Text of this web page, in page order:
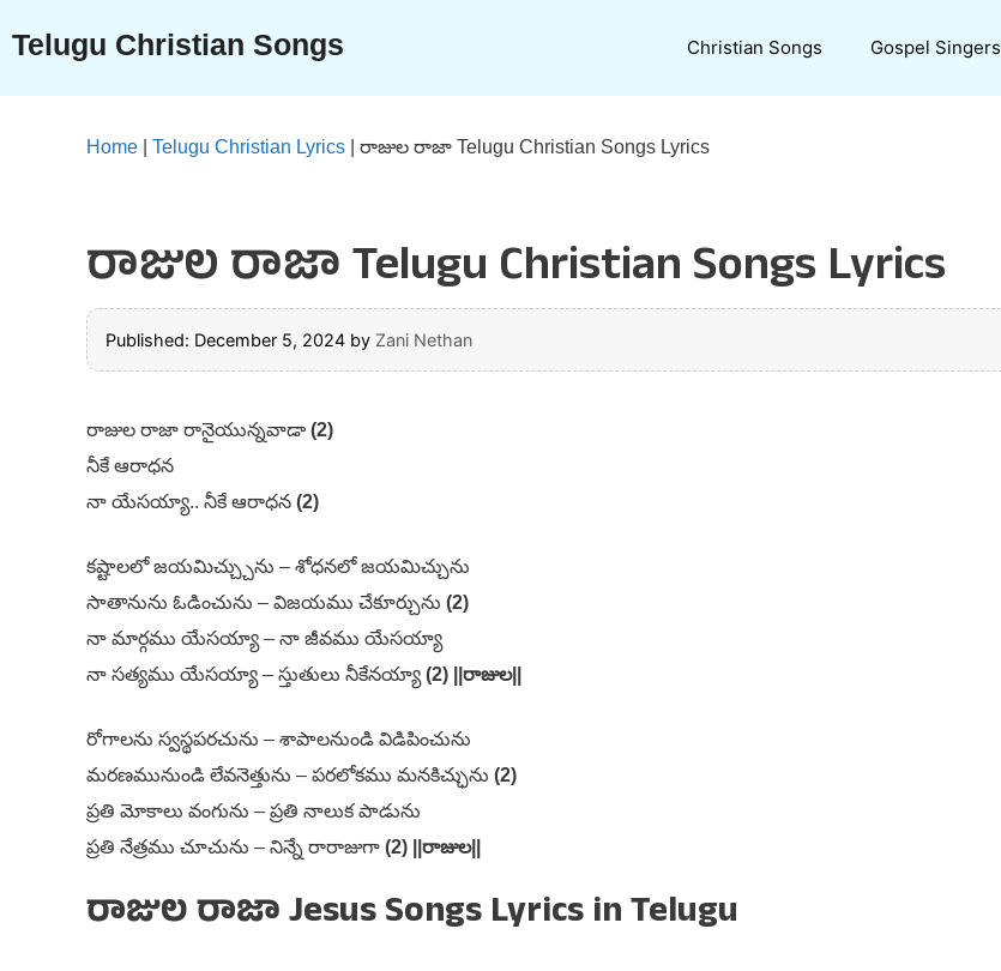
content
Telugu Christian Songs Christian Songs Gospel Singers
Home Telugu Christian Lyrics రాజుల రాజా Telugu Christian Songs Lyrics
రాజుల రాజా Telugu Christian Songs Lyrics
Published: December 5, 2024 by Zani Nethan
రాజుల రాజా రానైయున్నవాడా (2)
నీకే ఆరాధన
నా యేసయ్యా.. నీకే ఆరాధన (2)
కష్టాలలో జయమిచ్చ్చును – శోధనలో జయమిచ్చును
సాతానును ఓడించును – విజయము చేకూర్చును (2)
నా మార్గము యేసయ్యా – నా జీవము యేసయ్యా
నా సత్యము యేసయ్యా – స్తుతులు నీకేనయ్యా (2) ||రాజుల||
రోగాలను స్వస్థపరచును – శాపాలనుండి విడిపించును
మరణమునుండి లేవనెత్తును – పరలోకము మనకిచ్ఛును (2)
ప్రతి మోకాలు వంగును – ప్రతి నాలుక పాడును
ప్రతి నేత్రము చూచును – నిన్నే రారాజుగా (2) ||రాజుల||
రాజుల రాజా Jesus Songs Lyrics in Telugu